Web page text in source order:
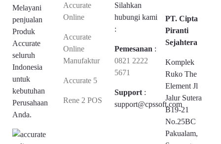
Melayani
penjualan
Produk
Accurate
seluruh
Indonesia
untuk
kebutuhan
Perusahaan
Anda.
Accurate
Online
Accurate
Online
Manufaktur
Accurate 5
Rene 2 POS
Silahkan
hubungi kami
:
Pemesanan :
0821 2222
5671
Support:
support@cpssoft.com
PT. Cipta
Piranti
Sejahtera
Komplek
Ruko The
Element Jl
Jalur Sutera
B19-21
No.25BC
Pakualam,